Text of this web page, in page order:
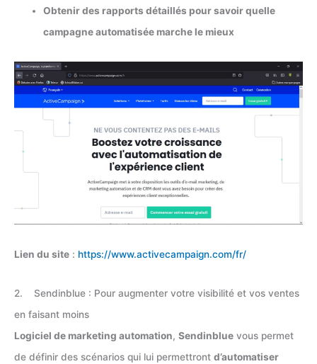
Obtenir des rapports détaillés pour savoir quelle
campagne automatisée marche le mieux
Lien du site : https://www.activecampaign.com/fr/
2. Sendinblue : Pour augmenter votre visibilité et vos ventes
en faisant moins
Logiciel de marketing automation, Sendinblue vous permet
de définir des scénarios qui lui permettront d’automatiser